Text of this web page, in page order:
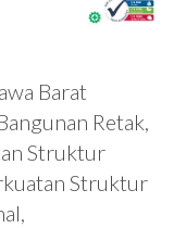
Barat
Retak,
Struktur
Struktur